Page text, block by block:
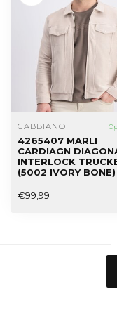
GABBIANO
4265407 MARLI
CARDIAGN
INTERLOCK
(5002 IVORY BONE)
€99,99